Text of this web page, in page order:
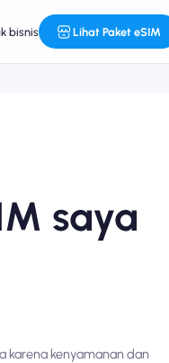
bisnis Lihat Paket eSIM
saya
karena kenyamanan dan